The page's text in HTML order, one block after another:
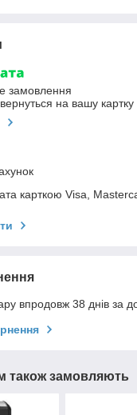
замовлення
на вашу картку
карткою Visa,
впродовж 38 днів за
також замовляють